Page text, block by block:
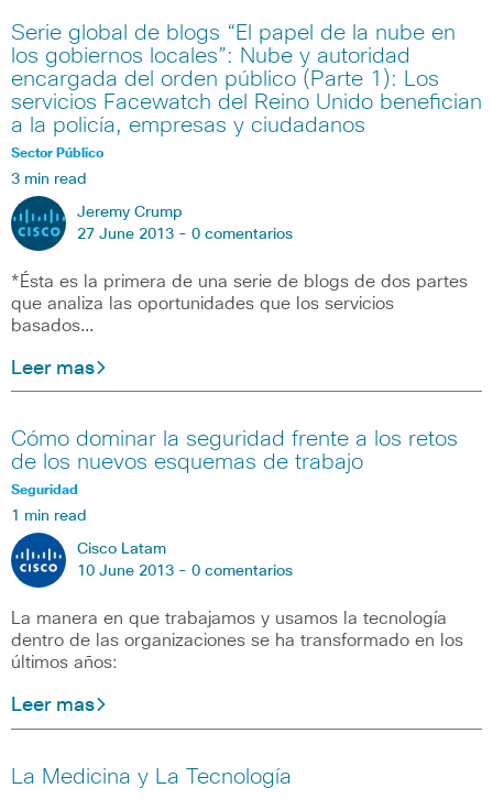
Serie global de blogs “El papel de la nube en
los gobiernos locales”: Nube y autoridad
encargada del orden público (Parte 1): Los
servicios Facewatch del Reino Unido benefician
a la policía, empresas y ciudadanos
Sector Público
3 min read
Jeremy Crump
27 June 2013 - 0 comentarios
*Ésta es la primera de una serie de blogs de dos partes
que analiza las oportunidades que los servicios
basados…
Leer mas
Cómo dominar la seguridad frente a los retos
de los nuevos esquemas de trabajo
Seguridad
1 min read
Cisco Latam
10 June 2013 - 0 comentarios
La manera en que trabajamos y usamos la tecnología
dentro de las organizaciones se ha transformado en los
últimos años:
Leer mas
La Medicina y La Tecnología